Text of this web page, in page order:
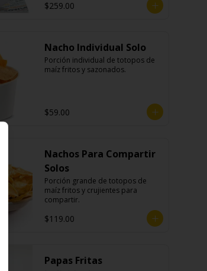
$259.00
Nacho Individual Solo
Porción individual de totopos de
maíz fritos y sazonados.
$59.00
Nachos Para Compartir
Solos
Porción grande de totopos de
maíz fritos y crujientes para
compartir.
$119.00
Papas Fritas